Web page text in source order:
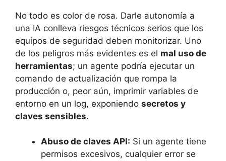
No todo es color de rosa. Darle autonomía a
una IA conlleva riesgos técnicos serios que los
equipos de seguridad deben monitorizar. Uno
de los peligros más evidentes es el mal uso de
herramientas; un agente podría ejecutar un
comando de actualización que rompa la
producción o, peor aún, imprimir variables de
entorno en un log, exponiendo secretos y
claves sensibles.
Abuso de claves API: Si un agente tiene
permisos excesivos, cualquier error se